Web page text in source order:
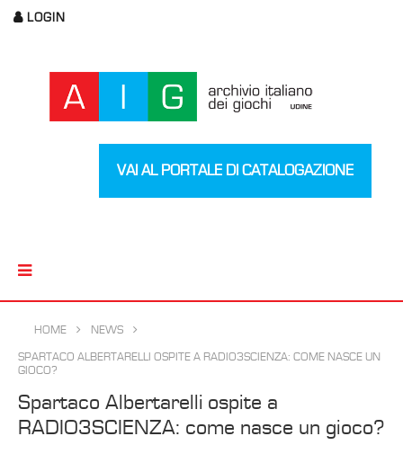
LOGIN
VAI AL PORTALE DI CATALOGAZIONE
HOME
NEWS
SPARTACO ALBERTARELLI OSPITE A RADIO3SCIENZA: COME NASCE UN
GIOCO?
Spartaco Albertarelli ospite a
RADIO3SCIENZA: come nasce un gioco?